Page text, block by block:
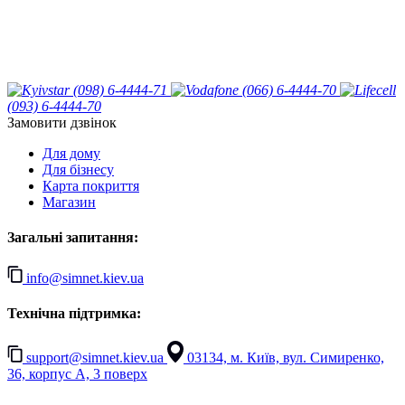
(098) 6-4444-71
(066) 6-4444-70
(093) 6-4444-70
Замовити дзвінок
Для дому
Для бізнесу
Карта покриття
Магазин
Загальні запитання:
info@simnet.kiev.ua
Технічна підтримка:
support@simnet.kiev.ua
03134, м. Київ, вул. Симиренко,
36, корпус А, 3 поверх